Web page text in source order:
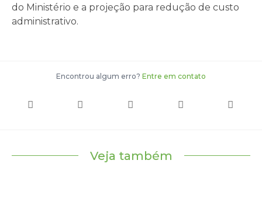
do Ministério e a projeção para redução de custo
administrativo.
Encontrou algum erro? Entre em contato
Veja também